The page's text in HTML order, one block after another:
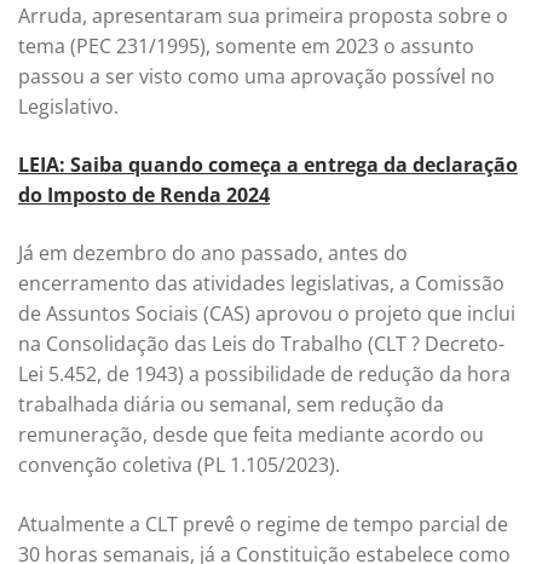
Arruda, apresentaram sua primeira proposta sobre o
tema (PEC 231/1995), somente em 2023 o assunto
passou a ser visto como uma aprovação possível no
Legislativo.
LEIA: Saiba quando começa a entrega da declaração
do Imposto de Renda 2024
Já em dezembro do ano passado, antes do
encerramento das atividades legislativas, a Comissão
de Assuntos Sociais (CAS) aprovou o projeto que inclui
na Consolidação das Leis do Trabalho (CLT ? Decreto-
Lei 5.452, de 1943) a possibilidade de redução da hora
trabalhada diária ou semanal, sem redução da
remuneração, desde que feita mediante acordo ou
convenção coletiva (PL 1.105/2023).
Atualmente a CLT prevê o regime de tempo parcial de
30 horas semanais, já a Constituição estabelece como